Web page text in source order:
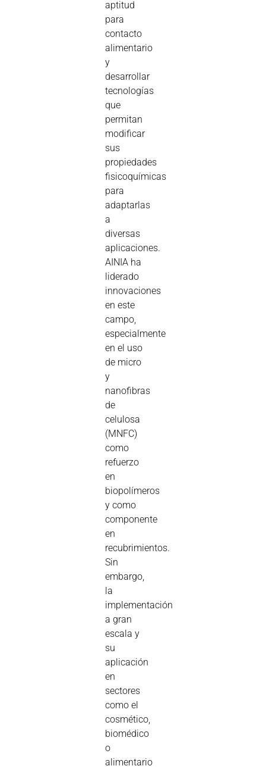
aptitud
para
contacto
alimentario
y
desarrollar
tecnologías
que
permitan
modificar
sus
propiedades
fisicoquímicas
para
adaptarlas
a
diversas
aplicaciones.
AINIA ha
liderado
innovaciones
en este
campo,
especialmente
en el uso
de micro
y
nanofibras
de
celulosa
(MNFC)
como
refuerzo
en
biopolímeros
y como
componente
en
recubrimientos.
Sin
embargo,
la
implementación
a gran
escala y
su
aplicación
en
sectores
como el
cosmético,
biomédico
o
alimentario